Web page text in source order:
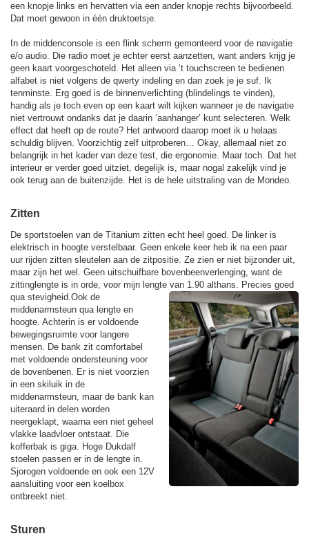
een knopje links en hervatten via een ander knopje rechts bijvoorbeeld.
Dat moet gewoon in één druktoetsje.
In de middenconsole is een flink scherm gemonteerd voor de navigatie
e/o audio. Die radio moet je echter eerst aanzetten, want anders krijg je
geen kaart voorgeschoteld. Het alleen via ‘t touchscreen te bedienen
alfabet is niet volgens de qwerty indeling en dan zoek je je suf. Ik
tenminste. Erg goed is de binnenverlichting (blindelings te vinden),
handig als je toch even op een kaart wilt kijken wanneer je de navigatie
niet vertrouwt ondanks dat je daarin ‘aanhanger’ kunt selecteren. Welk
effect dat heeft op de route? Het antwoord daarop moet ik u helaas
schuldig blijven. Voorzichtig zelf uitproberen… Okay, allemaal niet zo
belangrijk in het kader van deze test, die ergonomie. Maar toch. Dat het
interieur er verder goed uitziet, degelijk is, maar nogal zakelijk vind je
ook terug aan de buitenzijde. Het is de hele uitstraling van de Mondeo.
Zitten
De sportstoelen van de Titanium zitten echt heel goed. De linker is
elektrisch in hoogte verstelbaar. Geen enkele keer heb ik na een paar
uur rijden zitten sleutelen aan de zitpositie. Ze zien er niet bijzonder uit,
maar zijn het wel. Geen uitschuifbare bovenbeenverlenging, want de
zittinglengte is in orde, voor mijn lengte van 1.90 althans. Precies goed
qua stevigheid. Ook de
middenarmsteun qua lengte en
hoogte. Achterin is er voldoende
bewegingsruimte voor langere
mensen. De bank zit comfortabel
met voldoende ondersteuning voor
de bovenbenen. Er is niet voorzien
in een skiluik in de
middenarmsteun, maar de bank kan
uiteraard in delen worden
neergeklapt, waarna een niet geheel
vlakke laadvloer ontstaat. Die
kofferbak is giga. Hoge Dukdalf
stoelen passen er in de lengte in.
Sjorogen voldoende en ook een 12V
aansluiting voor een koelbox
ontbreekt niet.
Sturen